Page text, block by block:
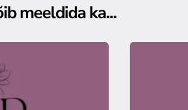
meeldida ka...